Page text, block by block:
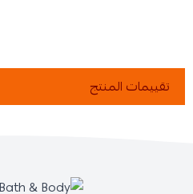
تقييمات المنتج